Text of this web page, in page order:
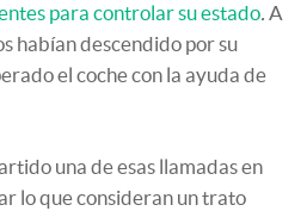
para controlar su estado. A
habían descendido por su
el coche con la ayuda de
una de esas llamadas en
lo que consideran un trato